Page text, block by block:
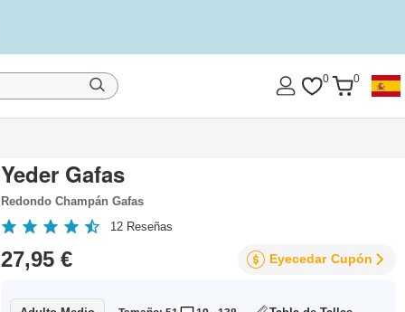
0 0
Yeder Gafas
Redondo Champán Gafas
12 Reseñas
27,95 € Eyecedar Cupón